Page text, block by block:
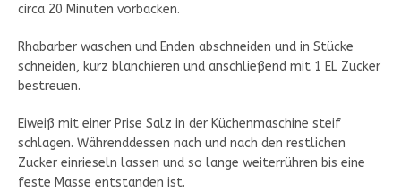
circa 20 Minuten vorbacken.
Rhabarber waschen und Enden abschneiden und in Stücke
schneiden, kurz blanchieren und anschließend mit 1 EL Zucker
bestreuen.
Eiweiß mit einer Prise Salz in der Küchenmaschine steif
schlagen. Währenddessen nach und nach den restlichen
Zucker einrieseln lassen und so lange weiterrühren bis eine
feste Masse entstanden ist.